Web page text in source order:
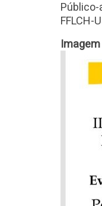
FFLCH-
Imagem